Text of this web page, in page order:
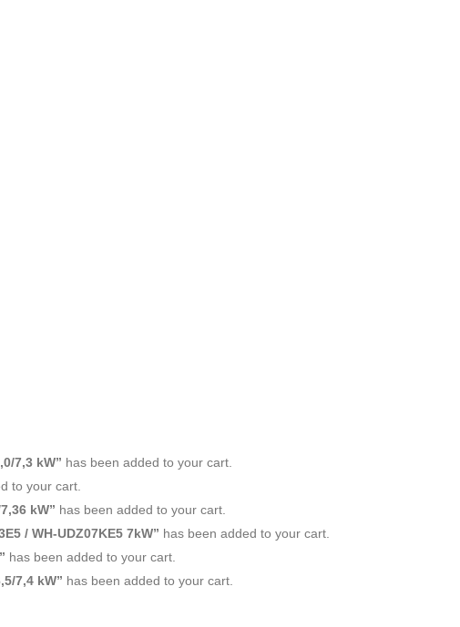
7,3 kW” has been added to your cart.
to your cart.
kW” has been added to your cart.
/ WH-UDZ07KE5 7kW” has been added to your cart.
has been added to your cart.
7,4 kW” has been added to your cart.